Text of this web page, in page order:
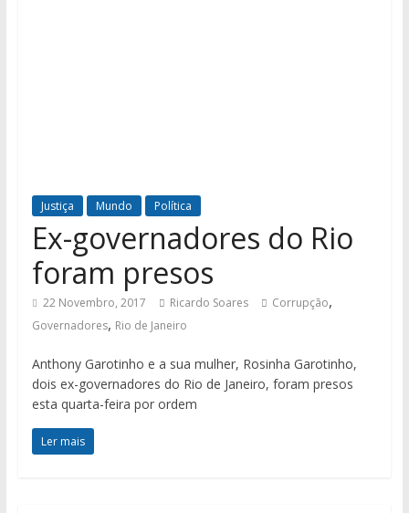
Justiça Mundo Política
Ex-governadores do Rio
foram presos
22 Novembro, 2017 Ricardo Soares Corrupção,
Governadores, Rio de Janeiro
Anthony Garotinho e a sua mulher, Rosinha Garotinho,
dois ex-governadores do Rio de Janeiro, foram presos
esta quarta-feira por ordem
Ler mais